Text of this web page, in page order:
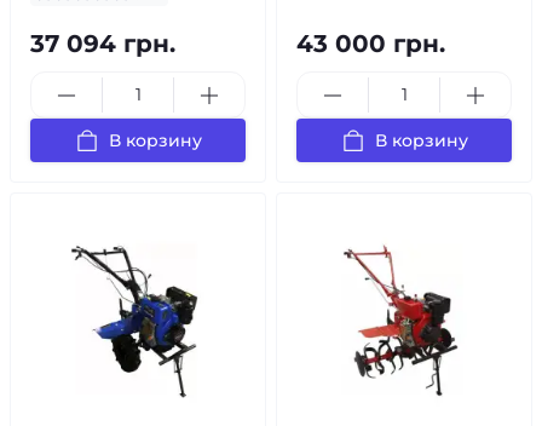
37 094 грн.
В корзину
43 000 грн.
В корзину